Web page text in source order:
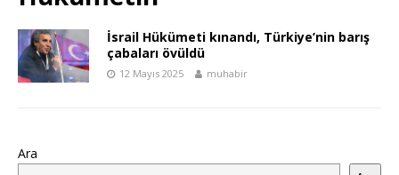
İsrail Hükümeti kınandı, Türkiye’nin barış
çabaları övüldü
12 Mayıs 2025 muhabir
Ara